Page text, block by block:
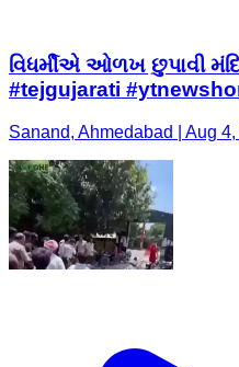
વિધર્મીએ ઓળખ છુપાવી
#tejgujarati
Sanand, Ahmedabad | Aug